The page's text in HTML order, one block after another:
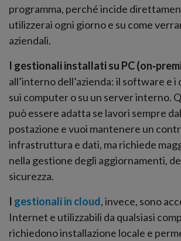
programma, perché incide
utilizzerai ogni giorno e su come
aziendali.
I gestionali installati su PC
all’interno dell’azienda: il software e
sui computer o su un server interno.
può essere adatta se lavori sempre
postazione e vuoi mantenere un
infrastruttura e dati, ma richiede
nella gestione degli aggiornamenti,
sicurezza.
I gestionali in cloud, invece, sono
Internet e utilizzabili da qualsiasi
richiedono installazione locale e